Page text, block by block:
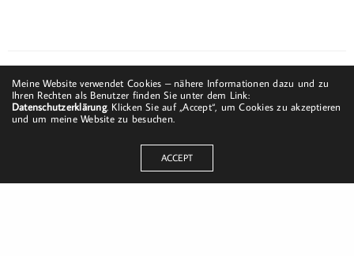
Meine Website verwendet Cookies – nähere Informationen dazu und zu
Ihren Rechten als Benutzer finden Sie unter dem Link:
Datenschutzerklärung. Klicken Sie auf „Accept“, um Cookies zu akzeptieren
und um meine Website zu besuchen.
ACCEPT